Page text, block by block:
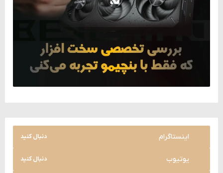
اینستاگرام دنبال کنید
یوتیوب دنبال کنید